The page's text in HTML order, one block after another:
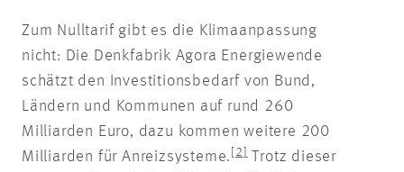
Zum Nulltarif gibt es die Klimaanpassung
nicht: Die Denkfabrik Agora Energiewende
schätzt den Investitionsbedarf von Bund,
Ländern und Kommunen auf rund 260
Milliarden Euro, dazu kommen weitere 200
Milliarden für Anreizsysteme.
[2] Trotz dieser